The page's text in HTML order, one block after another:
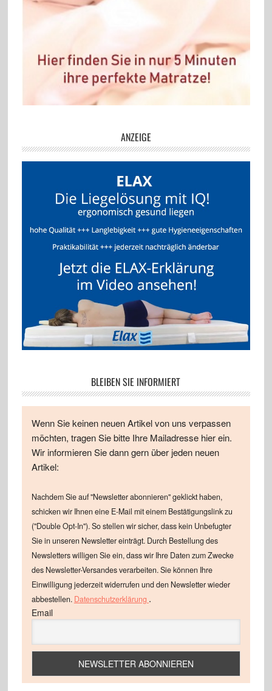
ANZEIGE
BLEIBEN SIE INFORMIERT
Wenn Sie keinen neuen Artikel von uns verpassen
möchten, tragen Sie bitte Ihre Mailadresse hier ein.
Wir informieren Sie dann gern über jeden neuen
Artikel:
Nachdem Sie auf "Newsletter abonnieren" geklickt haben,
schicken wir Ihnen eine E-Mail mit einem Bestätigungslink zu
("Double Opt-In"). So stellen wir sicher, dass kein Unbefugter
Sie in unseren Newsletter einträgt. Durch Bestellung des
Newsletters willigen Sie ein, dass wir Ihre Daten zum Zwecke
des Newsletter-Versandes verarbeiten. Sie können Ihre
Einwilligung jederzeit widerrufen und den Newsletter wieder
abbestellen. Datenschutzerklärung .
Email